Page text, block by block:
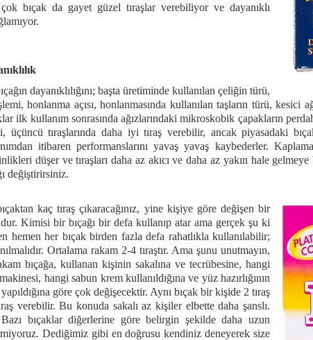
bıçak da gayet güzel tıraşlar verebiliyor ve dayanıklı
dayanıklılığını; başta üretiminde kullanılan çeliğin türü,
honlanma açısı, honlanmasında kullanılan taşların türü,
ilk kullanım sonrasında ağızlarındaki mikroskobik çapakların
üçüncü tıraşlarında daha iyi tıraş verebilir, ancak piyasadaki
itibaren performanslarını yavaş yavaş kaybederler.
düşer ve tıraşları daha az akıcı ve daha az yakın hale
değiştirirsiniz.
kaç tıraş çıkaracağınız, yine kişiye göre değişen bir
Kimisi bir bıçağı bir defa kullanıp atar ama gerçek şu ki
hemen her bıçak birden fazla defa rahatlıkla kullanılabilir;
Ortalama rakam 2-4 tıraştır. Ama şunu unutmayın,
bıçağa, kullanan kişinin sakalına ve tecrübesine, hangi
hangi sabun krem kullanıldığına ve yüz hazırlığının
yapıldığına göre çok değişecektir. Aynı bıçak bir kişide 2 tıraş
verebilir. Bu konuda sakalı az kişiler elbette daha şanslı.
bıçaklar diğerlerine göre belirgin şekilde daha uzun
Dediğimiz gibi en doğrusu kendiniz deneyerek size